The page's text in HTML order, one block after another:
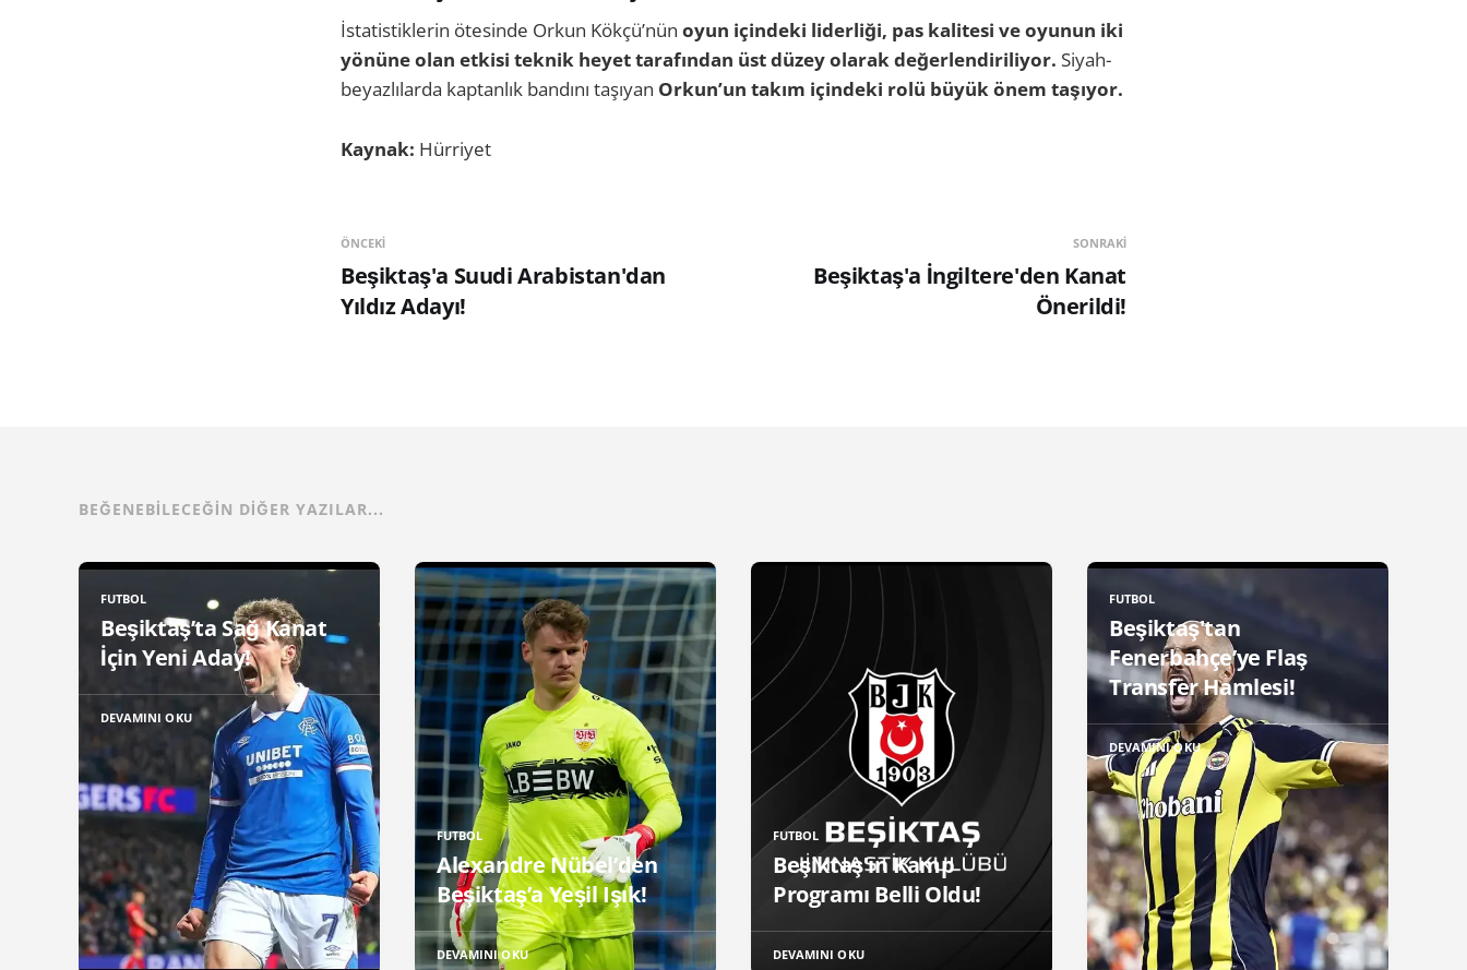
İstatistiklerin ötesinde Orkun Kökçü’nün oyun içindeki liderliği, pas kalitesi ve oyunun iki
yönüne olan etkisi teknik heyet tarafından üst düzey olarak değerlendiriliyor. Siyah-
beyazlılarda kaptanlık bandını taşıyan Orkun’un takım içindeki rolü büyük önem taşıyor.
Kaynak: Hürriyet
ÖNCEKI
Beşiktaş'a Suudi Arabistan'dan
Yıldız Adayı!
SONRAKI
Beşiktaş'a İngiltere'den Kanat
Önerildi!
BEĞENEBILECEĞIN DIĞER YAZILAR...
FUTBOL
Beşiktaş’ta Sağ Kanat
İçin Yeni Aday!
DEVAMINI OKU
FUTBOL
Alexandre Nübel’den
Beşiktaş’a Yeşil Işık!
DEVAMINI OKU
FUTBOL
Beşiktaş'ın Kamp
Programı Belli Oldu!
DEVAMINI OKU
FUTBOL
Beşiktaş'tan
Fenerbahçe’ye Flaş
Transfer Hamlesi!
DEVAMINI OKU